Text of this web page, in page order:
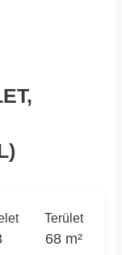
Terület
68 m²